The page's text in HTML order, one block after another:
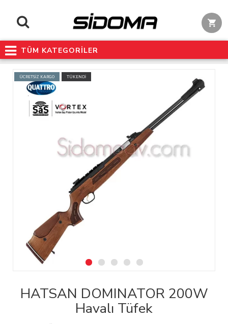
TÜM KATEGORİLER
ÜCRETSİZ KARGO TÜKENDİ
HATSAN DOMINATOR 200W
Havalı Tüfek